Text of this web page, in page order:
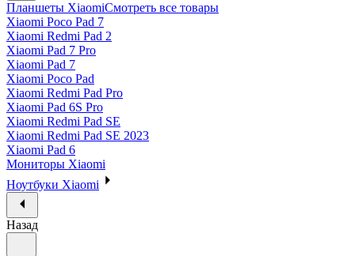
Планшеты XiaomiСмотреть все товары
Xiaomi Poco Pad 7
Xiaomi Redmi Pad 2
Xiaomi Pad 7 Pro
Xiaomi Pad 7
Xiaomi Poco Pad
Xiaomi Redmi Pad Pro
Xiaomi Pad 6S Pro
Xiaomi Redmi Pad SE
Xiaomi Redmi Pad SE 2023
Xiaomi Pad 6
Мониторы Xiaomi
Ноутбуки Xiaomi
Назад